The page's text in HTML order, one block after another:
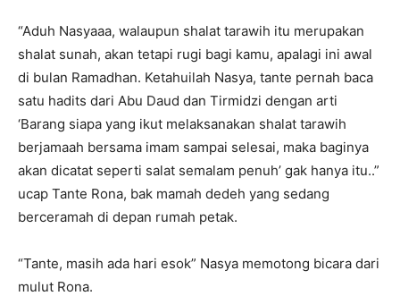
“Aduh Nasyaaa, walaupun shalat tarawih itu merupakan
shalat sunah, akan tetapi rugi bagi kamu, apalagi ini awal
di bulan Ramadhan. Ketahuilah Nasya, tante pernah baca
satu hadits dari Abu Daud dan Tirmidzi dengan arti
‘Barang siapa yang ikut melaksanakan shalat tarawih
berjamaah bersama imam sampai selesai, maka baginya
akan dicatat seperti salat semalam penuh’ gak hanya itu..”
ucap Tante Rona, bak mamah dedeh yang sedang
berceramah di depan rumah petak.
“Tante, masih ada hari esok” Nasya memotong bicara dari
mulut Rona.